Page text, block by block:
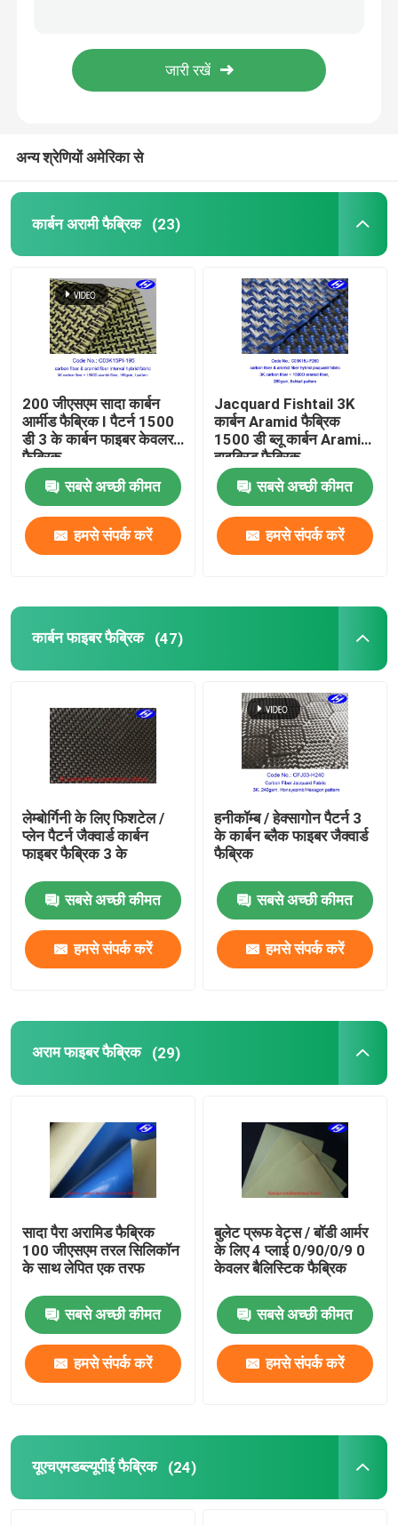
कार्बन फाइबर फैब्रिक
यूएचएमडब्ल्यूपीई फैब्रिक
Polyurethane चमड़ा कपड़ा
एंटी स्टेटिक फैब्रिक
समग्र कपड़े
औद्योगिक फील्ड रोल
अन्य श्रेणियों अमेरिका से
कार्बन अरामी फैब्रिक (23)
200 जीएसएम सादा कार्बन
आर्मीड फैब्रिक I पैटर्न 1500
डी 3 के कार्बन फाइबर केवलर
फैब्रिक
सबसे अच्छी कीमत
हमसे संपर्क करें
Jacquard Fishtail 3K
कार्बन Aramid फैब्रिक
1500 डी ब्लू कार्बन Aramid
हाइब्रिड फैब्रिक
सबसे अच्छी कीमत
हमसे संपर्क करें
कार्बन फाइबर फैब्रिक (47)
लेम्बोर्गिनी के लिए फिशटेल /
प्लेन पैटर्न जैक्वार्ड कार्बन
फाइबर फैब्रिक 3 के
सबसे अच्छी कीमत
हमसे संपर्क करें
हनीकॉम्ब / हेक्सागोन पैटर्न 3
के कार्बन ब्लैक फाइबर जैक्वार्ड
फैब्रिक
सबसे अच्छी कीमत
हमसे संपर्क करें
अराम फाइबर फैब्रिक (29)
सादा पैरा अरामिड फैब्रिक
100 जीएसएम तरल सिलिकॉन
के साथ लेपित एक तरफ
सबसे अच्छी कीमत
हमसे संपर्क करें
बुलेट प्रूफ वेट्स / बॉडी आर्मर
के लिए 4 प्लाई 0/90/0/9 0
केवलर बैलिस्टिक फैब्रिक
सबसे अच्छी कीमत
हमसे संपर्क करें
यूएचएमडब्ल्यूपीई फैब्रिक (24)